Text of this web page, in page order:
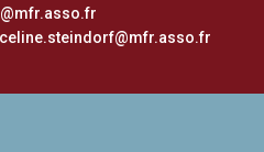
celine.steindorf@mfr.asso.fr